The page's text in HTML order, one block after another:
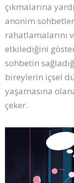
çıkmalarına
anonim
rahatlamalarını
etkilediğini
sohbetin
bireylerin içsel
yaşamasına
çeker.